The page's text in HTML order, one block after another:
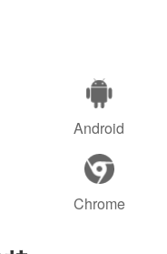
Android
Chrome